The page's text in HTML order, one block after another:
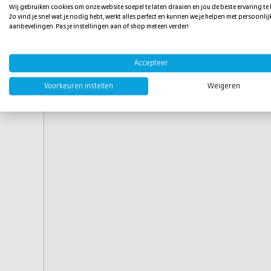
Wij gebruiken cookies om onze website soepel te laten draaien en jou de beste ervaring te
Zo vind je snel wat je nodig hebt, werkt alles perfect en kunnen we je helpen met
aanbevelingen. Pas je instellingen aan of shop meteen verder!
Accepteer
Voorkeuren instellen Weigeren